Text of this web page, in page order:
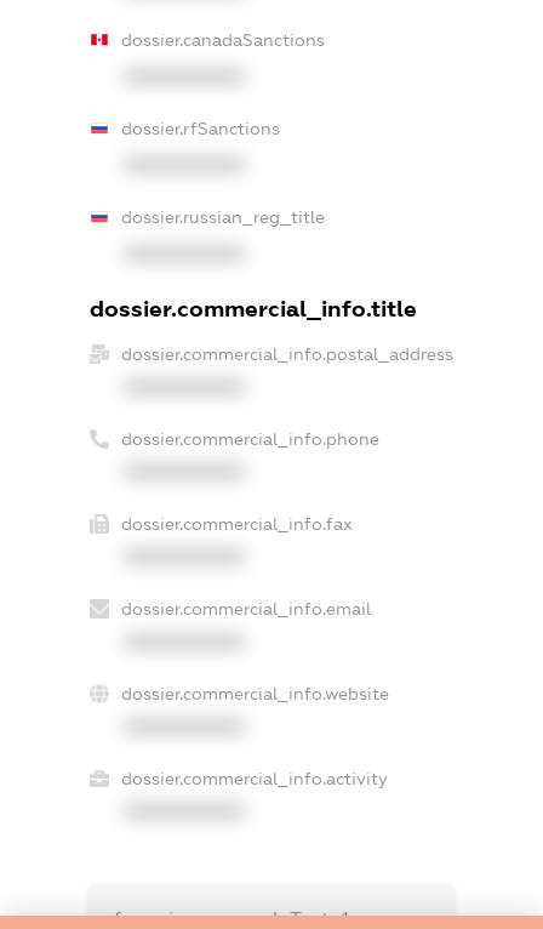
dossier.canadaSanctions
dossier.rfSanctions
dossier.russian_reg_title
dossier.commercial_info.title
dossier.commercial_info.postal_address
dossier.commercial_info.phone
dossier.commercial_info.fax
dossier.commercial_info.email
dossier.commercial_info.website
dossier.commercial_info.activity
freemium.exampleText_1